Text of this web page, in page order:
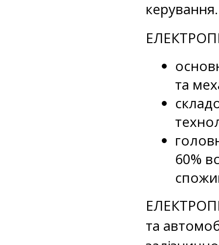
керування.
та
60%
та